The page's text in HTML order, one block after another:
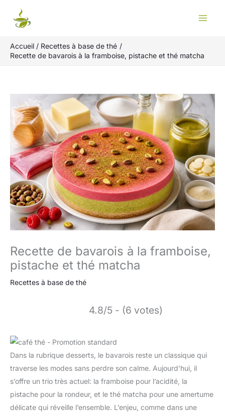
Accueil
Recettes à base de thé
Recette de bavarois à la framboise, pistache et thé matcha
Recette de bavarois à la framboise,
pistache et thé matcha
Recettes à base de thé
4.8/5 - (6 votes)
Dans la rubrique desserts, le bavarois reste un classique qui
traverse les modes sans perdre son calme. Aujourd’hui, il
s’offre un trio très actuel: la framboise pour l’acidité, la
pistache pour la rondeur, et le thé matcha pour une amertume
délicate qui réveille l’ensemble. L’enjeu, comme dans une